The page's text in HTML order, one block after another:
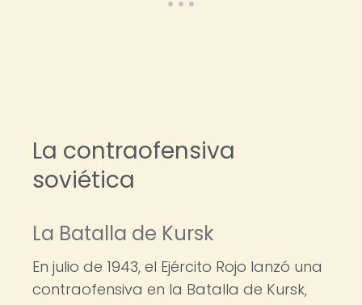
La contraofensiva
soviética
La Batalla de Kursk
En julio de 1943, el Ejército Rojo lanzó una
contraofensiva en la Batalla de Kursk,